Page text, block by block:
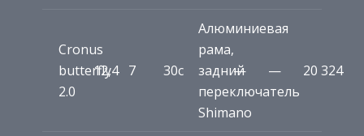
Cronus
butterfly
2.0
12,4 7 30c
Алюминиевая
рама,
задний
переключатель
Shimano
— — 20 324